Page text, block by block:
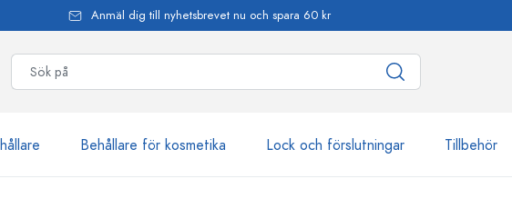
Anmäl dig till nyhetsbrevet nu och spara 60 kr
Behållare för kosmetika Lock och förslutningar Tillbehör